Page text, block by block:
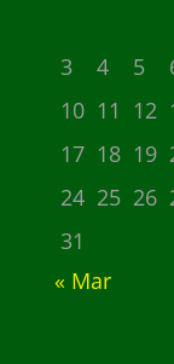
3
4 5
10 11 12
17 18 19
24 25 26
31
« Mar